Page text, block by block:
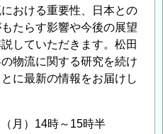
おける重要性、日本との
たらす影響や今後の展望
していただきます。松田
物流に関する研究を続け
に最新の情報をお届けし
月）14時～15時半